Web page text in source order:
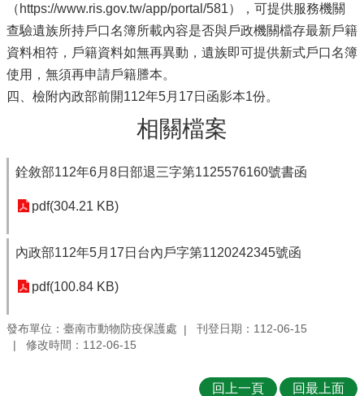
（https://www.ris.gov.tw/app/portal/581），可提供服務機關
查驗遺族所持戶口名簿所載內容是否與戶政機關檔存最新戶籍
資料相符，戶籍資料如無再異動，遺族即可提供新式戶口名簿
使用，無須再申請戶籍謄本。
四、檢附內政部前開112年5月17日函影本1份。
相關檔案
銓敘部112年6月8日部退三字第1125576160號書函
pdf(304.21 KB)
內政部112年5月17日台內戶字第1120242345號函
pdf(100.84 KB)
發布單位：臺南市動物防疫保護處
刊登日期：112-06-15
修改時間：112-06-15
回上一頁 回最上面